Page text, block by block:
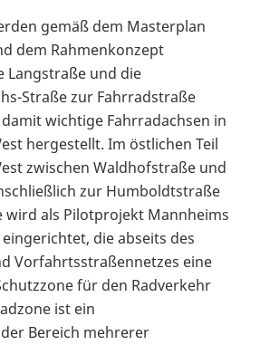
gemäß dem Masterplan
dem Rahmenkonzept
Langstraße und die
Straße zur Fahrradstraße
wichtige Fahrradachsen in
hergestellt. Im östlichen Teil
zwischen Waldhofstraße und
zur Humboldtstraße
wird als Pilotprojekt Mannheims
die abseits des
Vorfahrtsstraßennetzes eine
für den Radverkehr
ist ein
Bereich mehrerer